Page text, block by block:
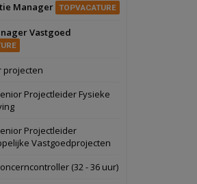
Oranje
2026
bedrijventerrein
Bekijk
Schuinesloot
Manager TOPVACATURE
Vastgoed
projecten
Projectleider Fysieke
Projectleider
Vastgoedprojecten
(32 - 36 uur)